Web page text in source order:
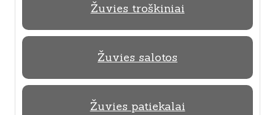
Žuvies troškiniai
Žuvies salotos
Žuvies patiekalai